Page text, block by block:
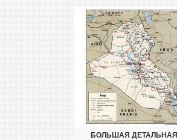
БОЛЬШАЯ ДЕТАЛЬНАЯ